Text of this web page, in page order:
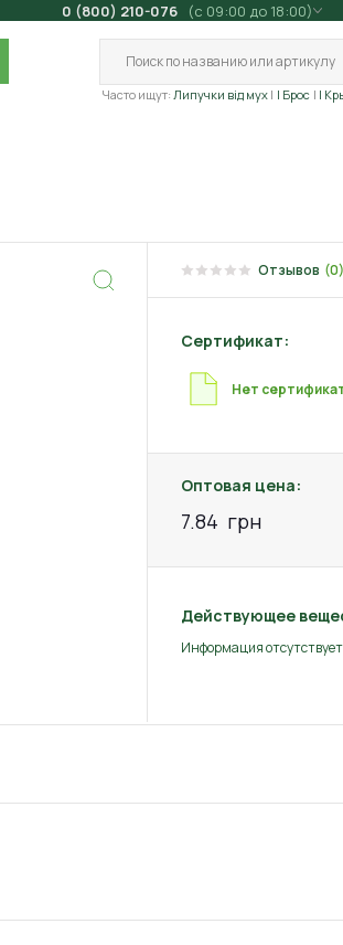
0 (800) 210-076 (с 09:00 до 18:00)
Часто ищут: Липучки від мух | Брос |
Отзывов (0)
Сертификат:
Нет
Оптовая цена:
7.84 грн
Действующее
Информация отсутствует